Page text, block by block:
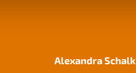
Alexandra Schalk